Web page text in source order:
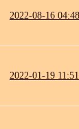
2022-08-16
2022-01-19